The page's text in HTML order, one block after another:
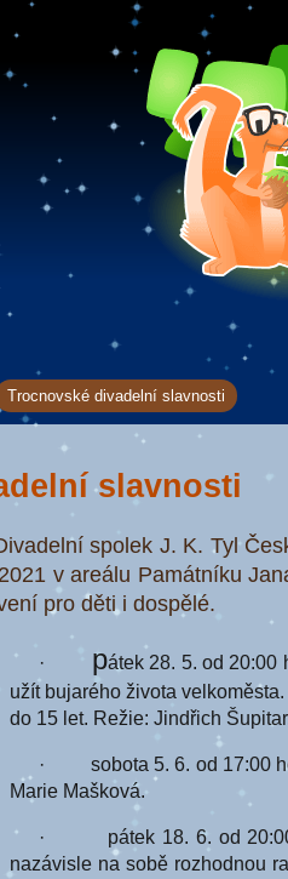
Trocnovské divadelní slavnosti
slavnosti
spolek J. K. Tyl
v areálu Památníku
pro děti i dospělé.
· pátek 28. 5. od 20:00
užít bujarého života
do 15 let. Režie: Jindřich
· sobota 5. 6. od 17:00
Marie Mašková.
· pátek 18. 6. od 20:00
nazávisle na sobě rozhodnou